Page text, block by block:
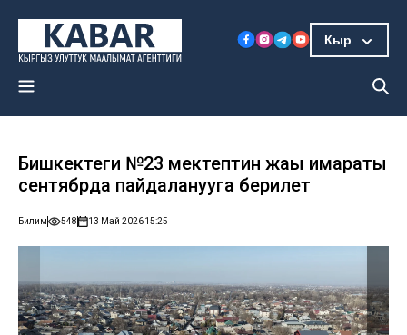
Кыр
Бишкектеги №23 мектептин жаңы имараты
сентябрда пайдаланууга берилет
Билим 548 13 Май 202615:25